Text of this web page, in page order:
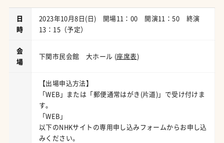
日
時
2023年10月8日(日) 開場11：00 開演11：50 終演
13：15（予定）
会
場
下関市民会館 大ホール (座席表)
【出場申込方法】
「WEB」または「郵便通常はがき(片道)」で受け付けま
す。
「WEB」
以下のNHKサイトの専用申し込みフォームからお申し込
みください。